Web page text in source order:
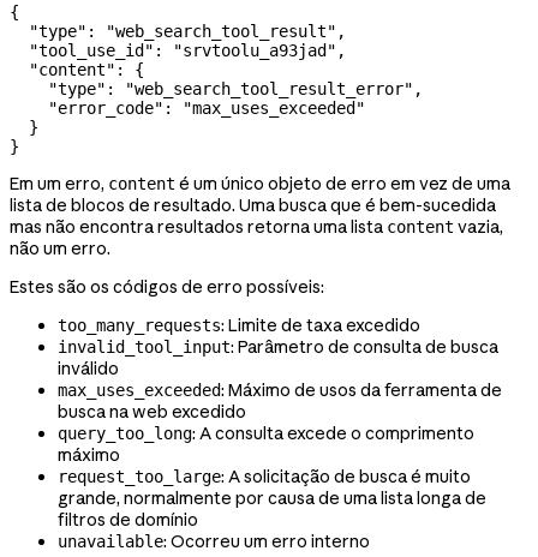
{
  "type"
: "web_search_tool_result" ,
  "tool_use_id"
: "srvtoolu_a93jad" ,
  "content"
: {
    "type"
: "web_search_tool_result_error" ,
    "error_code"
:
"max_uses_exceeded"
  }
}
Em um erro, content é um único objeto de erro em vez de uma
lista de blocos de resultado. Uma busca que é bem-sucedida
mas não encontra resultados retorna uma lista content vazia,
não um erro.
Estes são os códigos de erro possíveis:
too_many_requests: Limite de taxa excedido
invalid_tool_input: Parâmetro de consulta de busca
inválido
max_uses_exceeded: Máximo de usos da ferramenta de
busca na web excedido
query_too_long: A consulta excede o comprimento
máximo
request_too_large: A solicitação de busca é muito
grande, normalmente por causa de uma lista longa de
filtros de domínio
unavailable: Ocorreu um erro interno